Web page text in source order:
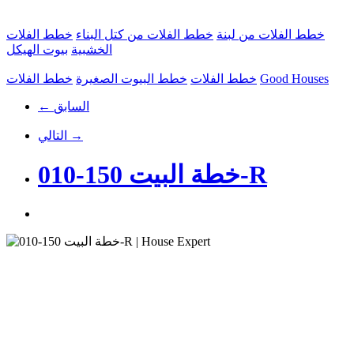
خطط الفلات من لبنة خطط الفلات من كتل البناء خطط الفلات
الخشبية بيوت الهيكل
خطط الفلات خطط البيوت الصغيرة خطط الفلات Good Houses
← السابق
التالي →
خطة البيت 150-010-R